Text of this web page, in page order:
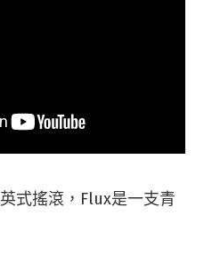
式搖滾，Flux是一支青